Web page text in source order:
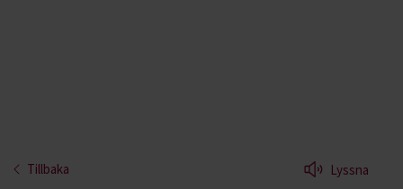
Tillbaka Lyssna